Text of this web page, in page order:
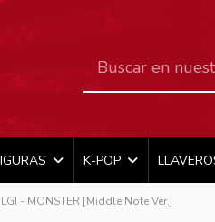
K-POP
- MONSTER [Middle Note Ver.]